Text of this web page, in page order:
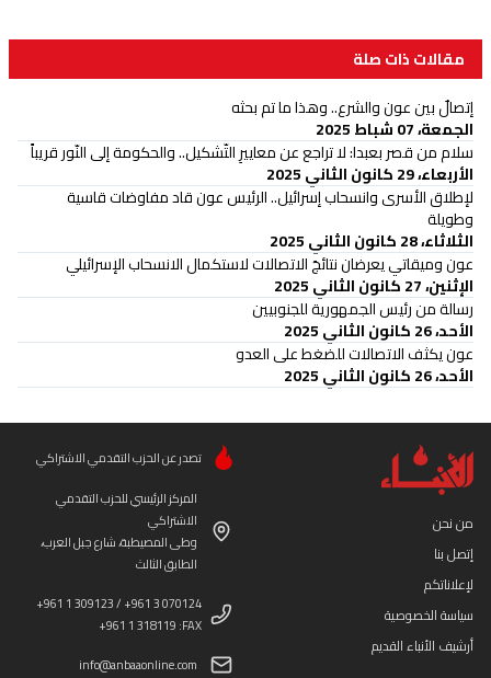
مقالات ذات صلة
إتصالٌ بين عون والشرع.. وهذا ما تم بحثه
الجمعة، 07 شباط 2025
سلام من قصر بعبدا: لا تراجع عن معاييرِ التّشكيل.. والحكومة إلى النّور قريباً
الأربعاء، 29 كانون الثاني 2025
لإطلاق الأسرى وانسحاب إسرائيل.. الرئيس عون قاد مفاوضات قاسية
وطويلة
الثلاثاء، 28 كانون الثاني 2025
عون وميقاتي يعرضان نتائجَ الاتصالات لاستكمال الانسحاب الإسرائيلي
الإثنين، 27 كانون الثاني 2025
رسالة من رئيس الجمهورية للجنوبيين
الأحد، 26 كانون الثاني 2025
عون يكثف الاتصالات للضغط على العدو
الأحد، 26 كانون الثاني 2025
من نحن
إتصل بنا
لإعلاناتكم
سياسة الخصوصية
أرشيف الأنباء القديم
تصدر عن الحزب التقدمي الاشتراكي
المركز الرئيسي للحزب التقدمي
الاشتراكي
وطى المصيطبة، شارع جبل العرب،
الطابق الثالث
+961 1 309123 / +961 3 070124
+961 1 318119 :FAX
info@anbaaonline.com